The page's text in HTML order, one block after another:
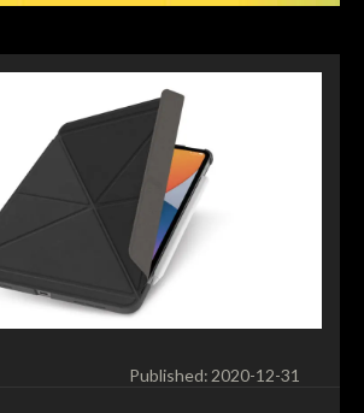
Published: 2020-12-31